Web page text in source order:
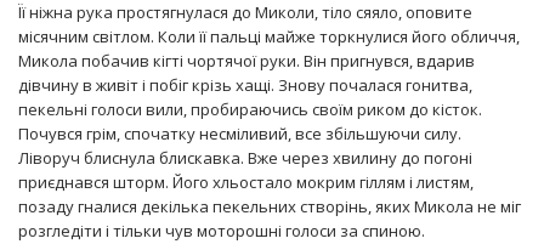
Її ніжна рука простягнулася до Миколи, тіло сяяло, оповите
місячним світлом. Коли її пальці майже торкнулися його обличчя,
Микола побачив кігті чортячої руки. Він пригнувся, вдарив
дівчину в живіт і побіг крізь хащі. Знову почалася гонитва,
пекельні голоси вили, пробираючись своїм риком до кісток.
Почувся грім, спочатку несміливий, все збільшуючи силу.
Ліворуч блиснула блискавка. Вже через хвилину до погоні
приєднався шторм. Його хльостало мокрим гіллям і листям,
позаду гналися декілька пекельних створінь, яких Микола не міг
розгледіти і тільки чув моторошні голоси за спиною.